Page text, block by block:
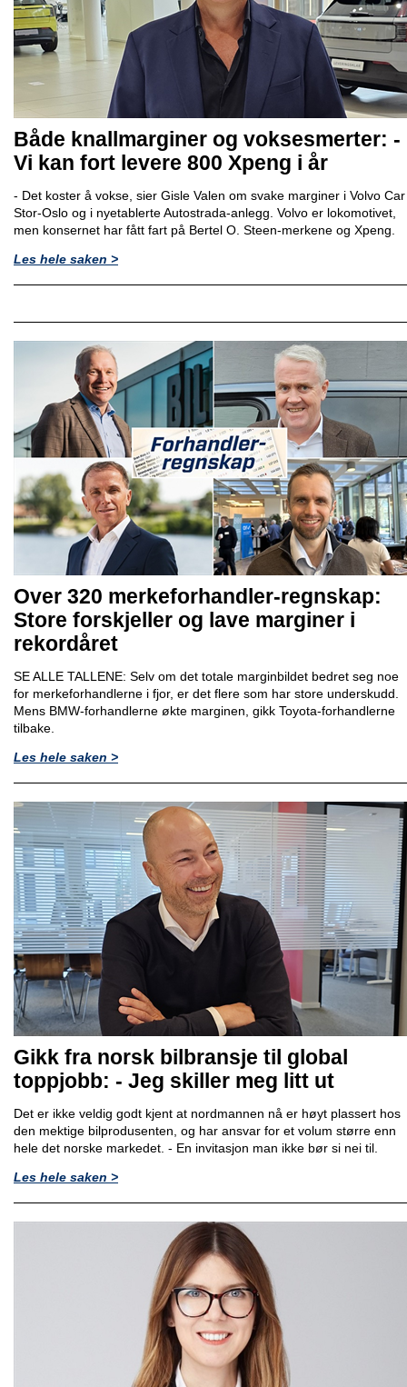
Både knallmarginer og voksesmerter: -
Vi kan fort levere 800 Xpeng i år
- Det koster å vokse, sier Gisle Valen om svake marginer i Volvo Car
Stor-Oslo og i nyetablerte Autostrada-anlegg. Volvo er lokomotivet,
men konsernet har fått fart på Bertel O. Steen-merkene og Xpeng.
Les hele saken >
Over 320 merkeforhandler-regnskap:
Store forskjeller og lave marginer i
rekordåret
SE ALLE TALLENE: Selv om det totale marginbildet bedret seg noe
for merkeforhandlerne i fjor, er det flere som har store underskudd.
Mens BMW-forhandlerne økte marginen, gikk Toyota-forhandlerne
tilbake.
Les hele saken >
Gikk fra norsk bilbransje til global
toppjobb: - Jeg skiller meg litt ut
Det er ikke veldig godt kjent at nordmannen nå er høyt plassert hos
den mektige bilprodusenten, og har ansvar for et volum større enn
hele det norske markedet. - En invitasjon man ikke bør si nei til.
Les hele saken >